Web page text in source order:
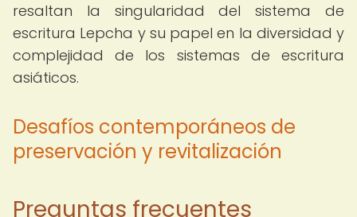
resaltan la singularidad del sistema de
escritura Lepcha y su papel en la diversidad y
complejidad de los sistemas de escritura
asiáticos.
Desafíos contemporáneos de
preservación y revitalización
Preguntas frecuentes